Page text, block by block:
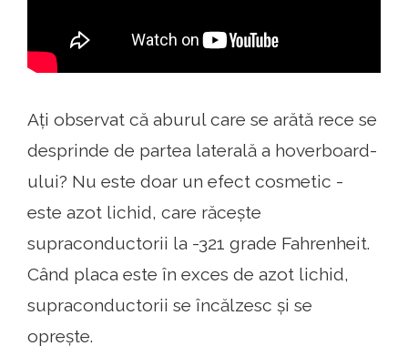
Ați observat că aburul care se arătă rece se
desprinde de partea laterală a hoverboard-
ului? Nu este doar un efect cosmetic -
este azot lichid, care răcește
supraconductorii la -321 grade Fahrenheit.
Când placa este în exces de azot lichid,
supraconductorii se încălzesc și se
oprește.